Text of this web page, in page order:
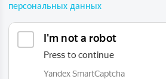
персональных данных